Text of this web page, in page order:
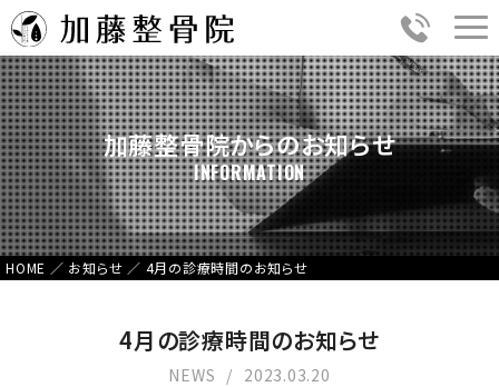
加藤整骨院からのお知らせ
INFORMATION
HOME ／ お知らせ ／ 4月の診療時間のお知らせ
4月の診療時間のお知らせ
NEWS 2023.03.20